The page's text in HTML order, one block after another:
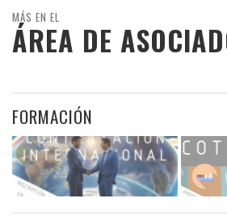
MÁS EN EL
ÁREA DE
FORMACIÓN